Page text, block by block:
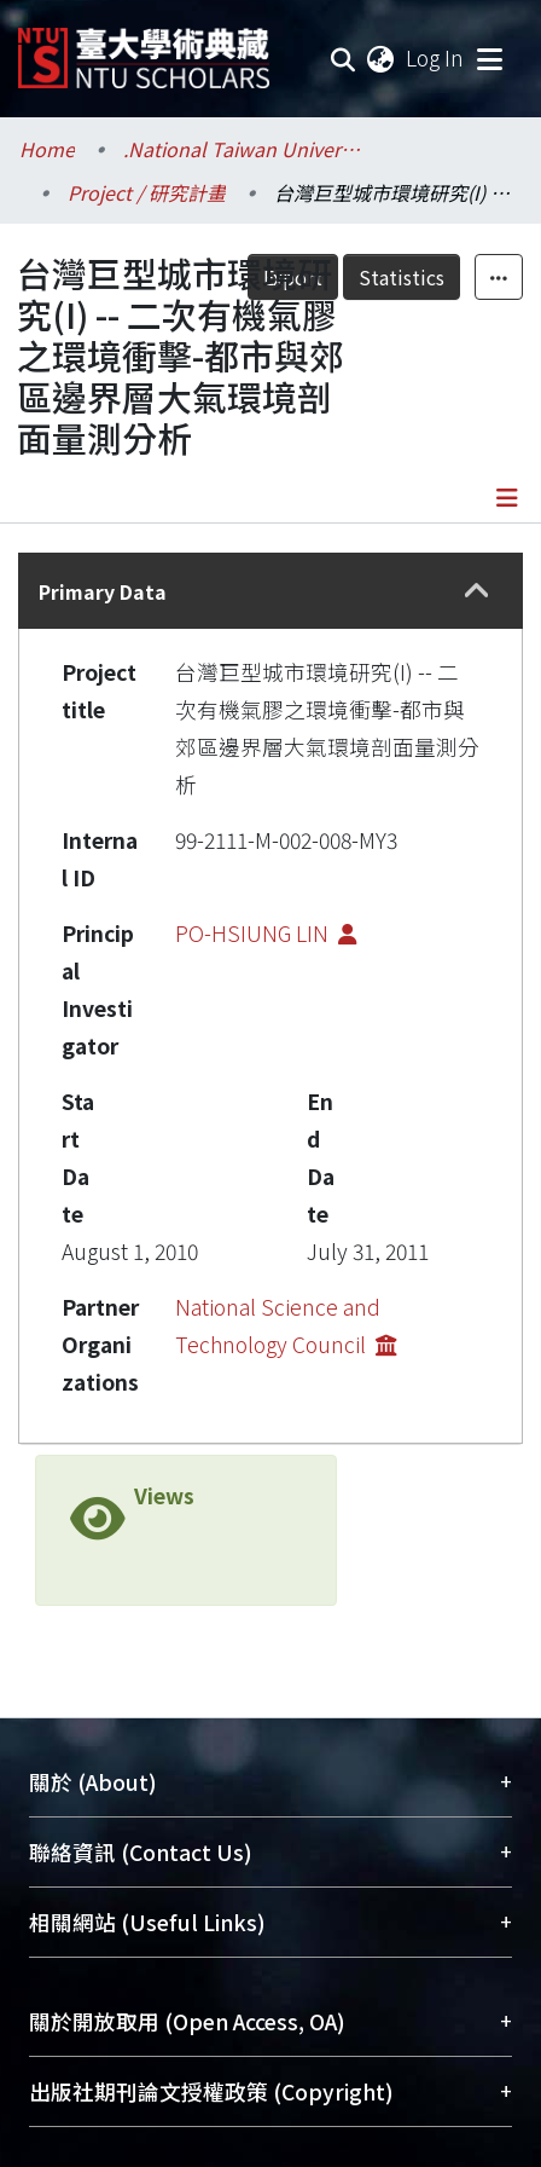
Log In
Communities & Collections
Research Outputs
Fundings & Projects
Researchers
Organizations
Statistics
Home
.National Taiwan University / 國立臺灣大學
Project / 研究計畫
台灣巨型城市環境研究(I) -- 二次有機氣膠之環境衝擊-都市與郊區邊界層大氣環境剖面量測分析
Export Statistics
台灣巨型城市環境研
究(I) -- 二次有機氣膠
之環境衝擊-都市與郊
區邊界層大氣環境剖
面量測分析
Details
Primary Data
Project
title
台灣巨型城市環境研究(I) -- 二
次有機氣膠之環境衝擊-都市與
郊區邊界層大氣環境剖面量測分
析
Interna
l ID
99-2111-M-002-008-MY3
Princip
al
Investi
gator
PO-HSIUNG LIN
Sta
rt
Da
te
August 1, 2010
En
d
Da
te
July 31, 2011
Partner
Organi
zations
National Science and
Technology Council
Views
關於 (About) +
臺大位居世界頂尖大學之列，為永久珍藏及向國際
展現本校豐碩的研究成果及學術能量，圖書館整合
機構典藏（NTUR）與學術庫（AH）不同功能平
台，成為臺大學術典藏NTU scholars。期能整合研
成果。
To permanently archive and promote researcher
profiles and scholarly works, Library integrates the
services of “NTU Repository” with “Academic
聯絡資訊 (Contact Us) +
總館學科館員(Main Library)
醫學圖書館學科館員(Medical Library)
Sciences Library)
相關網站 (Useful Links) +
關於開放取用 (Open Access, OA) +
開放取用是從使用者角度提升資訊取用性的社會運
動，應用在學術研究上是透過將研究著作公開供使
出版社期刊論文授權政策 (Copyright) +